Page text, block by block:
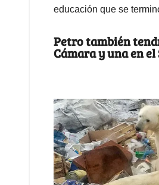
educación que se
Petro también
Cámara y una en el